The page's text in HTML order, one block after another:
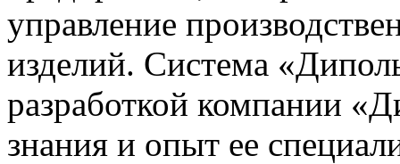
управление
изделий. Система
разработкой компании
знания и опыт ее